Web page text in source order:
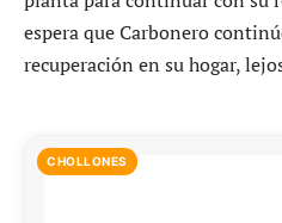
espera que Carbonero
recuperación en su hogar,
CHOLLONES